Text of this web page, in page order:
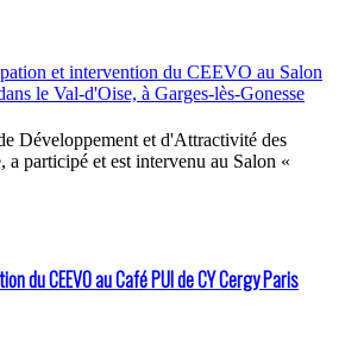
Développement et d'Attractivité des
a participé et est intervenu au Salon «
du CEEVO au Café PUI de CY Cergy Paris